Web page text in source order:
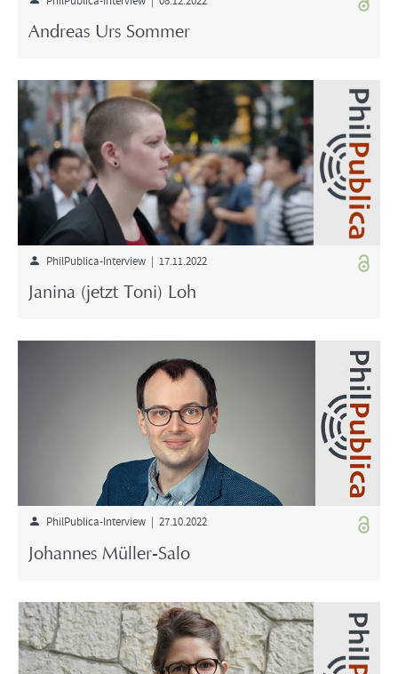
Andreas Urs Sommer
PhilPublica-Interview | 17.11.2022
Janina (jetzt Toni) Loh
PhilPublica-Interview | 27.10.2022
Johannes Müller-Salo